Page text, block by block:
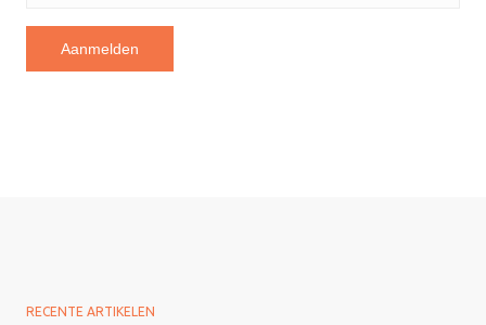
RECENTE ARTIKELEN